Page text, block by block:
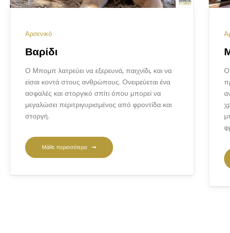
Αρσενικό
Βαρίδι
Ο Μπομπ λατρεύει να εξερευνά, παιχνίδι, και να
είσαι κοντά στους ανθρώπους. Ονειρεύεται ένα
ασφαλές και στοργικό σπίτι όπου μπορεί να
μεγαλώσει περιτριγυρισμένος από φροντίδα και
στοργή.
Μάθε περισσότερα
Ο